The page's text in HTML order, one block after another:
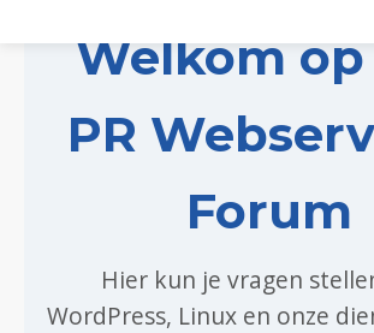
Welkom
PR
Forum
Hier kun je vragen
WordPress, Linux en onze